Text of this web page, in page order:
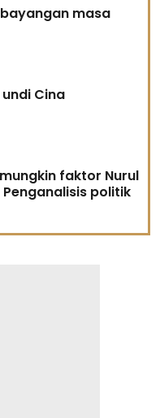
masa
Cina
faktor Nurul
politik